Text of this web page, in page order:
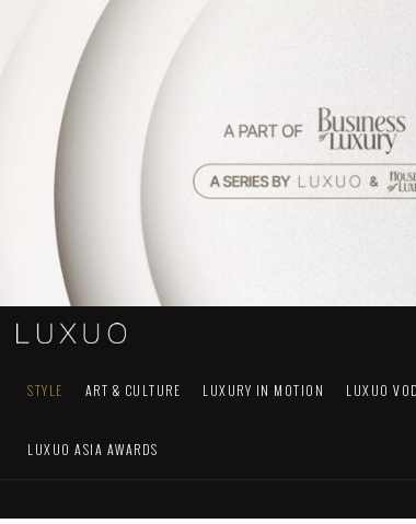
STYLE ART & CULTURE LUXURY IN MOTION LUXUO
LUXUO ASIA AWARDS